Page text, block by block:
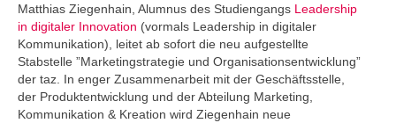
Matthias Ziegenhain, Alumnus des Studiengangs Leadership
in digitaler Innovation (vormals Leadership in digitaler
Kommunikation), leitet ab sofort die neu aufgestellte
Stabstelle ”Marketingstrategie und Organisationsentwicklung”
der taz. In enger Zusammenarbeit mit der Geschäftsstelle,
der Produktentwicklung und der Abteilung Marketing,
Kommunikation & Kreation wird Ziegenhain neue